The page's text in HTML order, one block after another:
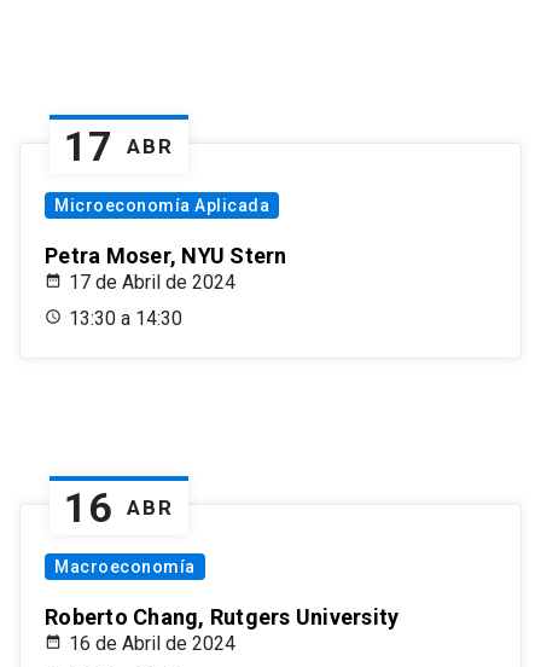
17 ABR
Microeconomía Aplicada
Petra Moser, NYU Stern
17 de Abril de 2024
13:30 a 14:30
16 ABR
Macroeconomía
Roberto Chang, Rutgers University
16 de Abril de 2024